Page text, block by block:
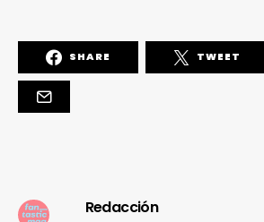
SHARE TWEET
Redacción